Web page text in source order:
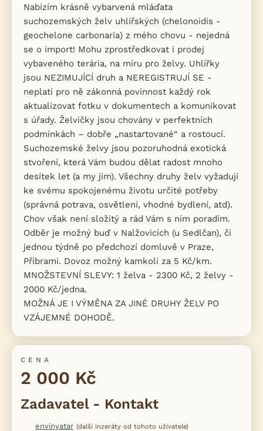
Nabízím krásně vybarvená mláďata
suchozemských želv uhlířských (chelonoidis -
geochelone carbonaria) z mého chovu - nejedná
se o import! Mohu zprostředkovat i prodej
vybaveného terária, na míru pro želvy. Uhlířky
jsou NEZIMUJÍCÍ druh a NEREGISTRUJÍ SE -
neplatí pro ně zákonná povinnost každý rok
aktualizovat fotku v dokumentech a komunikovat
s úřady. Želvičky jsou chovány v perfektních
podmínkách – dobře „nastartované“ a rostoucí.
Suchozemské želvy jsou pozoruhodná exotická
stvoření, která Vám budou dělat radost mnoho
desítek let (a my jim). Všechny druhy želv vyžadují
ke svému spokojenému životu určité potřeby
(správná potrava, osvětlení, vhodné bydlení, atd).
Chov však není složitý a rád Vám s ním poradím.
Odběr je možný buď v Nalžovicích (u Sedlčan), či
jednou týdně po předchozí domluvě v Praze,
Příbrami. Dovoz možný kamkoli za 5 Kč/km.
MNOŽSTEVNÍ SLEVY: 1 želva - 2300 Kč, 2 želvy -
2000 Kč/jedna.
MOŽNÁ JE I VÝMĚNA ZA JINÉ DRUHY ŽELV PO
VZÁJEMNÉ DOHODĚ.
CENA
2 000 Kč
Zadavatel - Kontakt
envinyatar (další inzeráty od tohoto uživatele)